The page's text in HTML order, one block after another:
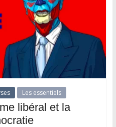
Les essentiels
libéral et la